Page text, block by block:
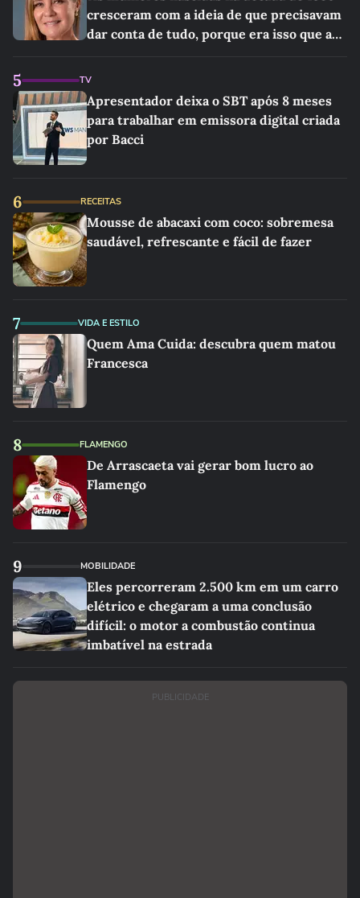
cresceram com a ideia de que precisavam
dar conta de tudo, porque era isso que a
5 TV
Apresentador deixa o SBT após 8 meses
para trabalhar em emissora digital criada
por Bacci
6 RECEITAS
Mousse de abacaxi com coco: sobremesa
saudável, refrescante e fácil de fazer
7 VIDA E ESTILO
Quem Ama Cuida: descubra quem matou
Francesca
8 FLAMENGO
De Arrascaeta vai gerar bom lucro ao
Flamengo
9 MOBILIDADE
Eles percorreram 2.500 km em um carro
elétrico e chegaram a uma conclusão
difícil: o motor a combustão continua
imbatível na estrada
PUBLICIDADE